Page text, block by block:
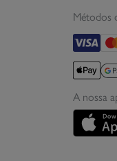
Métodos
A nossa